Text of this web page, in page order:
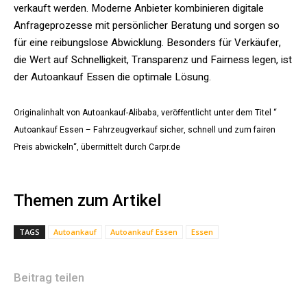
verkauft werden. Moderne Anbieter kombinieren digitale
Anfrageprozesse mit persönlicher Beratung und sorgen so
für eine reibungslose Abwicklung. Besonders für Verkäufer,
die Wert auf Schnelligkeit, Transparenz und Fairness legen, ist
der Autoankauf Essen die optimale Lösung.
Originalinhalt von Autoankauf-Alibaba, veröffentlicht unter dem Titel “
Autoankauf Essen – Fahrzeugverkauf sicher, schnell und zum fairen
Preis abwickeln“, übermittelt durch Carpr.de
Themen zum Artikel
TAGS Autoankauf Autoankauf Essen Essen
Beitrag teilen